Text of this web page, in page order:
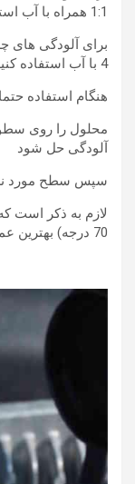
1:1 همراه با آب استفاده کنید.
4 با آب استفاده کنید.
هنگام استفاده
آلودگی حل شود
سپس سطح مورد نظر
70 درجه) بهترین عملکرد را خواهند داشت.